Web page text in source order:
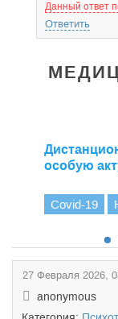
Данный ответ
Ответить
особую
Covid-19
27 Февраля 2026,
anonymous